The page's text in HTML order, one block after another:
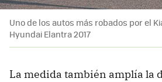
Uno de los autos más robados por el
Hyundai Elantra 2017
La medida también amplía la